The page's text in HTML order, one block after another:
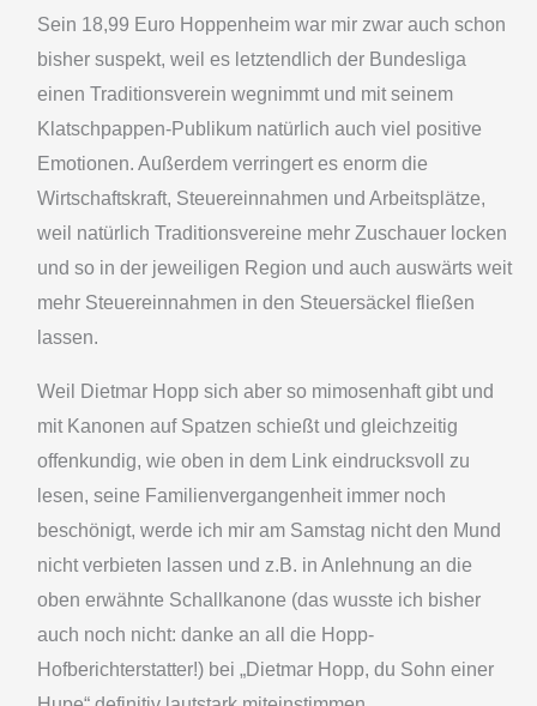
Sein 18,99 Euro Hoppenheim war mir zwar auch schon
bisher suspekt, weil es letztendlich der Bundesliga
einen Traditionsverein wegnimmt und mit seinem
Klatschpappen-Publikum natürlich auch viel positive
Emotionen. Außerdem verringert es enorm die
Wirtschaftskraft, Steuereinnahmen und Arbeitsplätze,
weil natürlich Traditionsvereine mehr Zuschauer locken
und so in der jeweiligen Region und auch auswärts weit
mehr Steuereinnahmen in den Steuersäckel fließen
lassen.
Weil Dietmar Hopp sich aber so mimosenhaft gibt und
mit Kanonen auf Spatzen schießt und gleichzeitig
offenkundig, wie oben in dem Link eindrucksvoll zu
lesen, seine Familienvergangenheit immer noch
beschönigt, werde ich mir am Samstag nicht den Mund
nicht verbieten lassen und z.B. in Anlehnung an die
oben erwähnte Schallkanone (das wusste ich bisher
auch noch nicht: danke an all die Hopp-
Hofberichterstatter!) bei „Dietmar Hopp, du Sohn einer